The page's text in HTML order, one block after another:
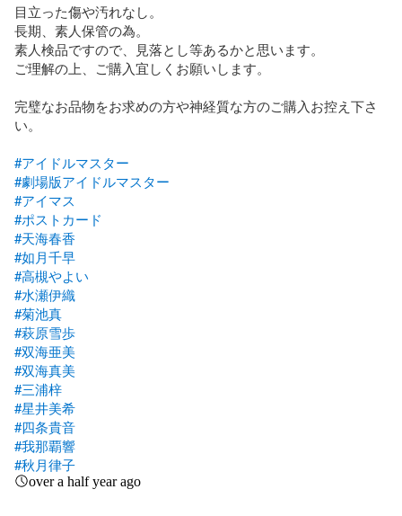
目立った傷や汚れなし。
長期、素人保管の為。
素人検品ですので、見落とし等あるかと思います。
ご理解の上、ご購入宜しくお願いします。
完璧なお品物をお求めの方や神経質な方のご購入お控え下さ
い。
#アイドルマスター
#劇場版アイドルマスター
#アイマス
#ポストカード
#天海春香
#如月千早
#高槻やよい
#水瀬伊織
#菊池真
#萩原雪歩
#双海亜美
#双海真美
#三浦梓
#星井美希
#四条貴音
#我那覇響
#秋月律子
over a half year ago